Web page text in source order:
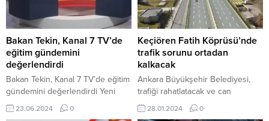
Bakan Tekin, Kanal 7 TV’de
eğitim gündemini
değerlendirdi
Bakan Tekin, Kanal 7 TV’de eğitim
gündemini değerlendirdi Yeni
eğitim öğretim döneminde sınıf
tekrarı ve devamsızlıkla ilgili
23.06.2024 0
Keçiören Fatih Köprüsü’nde
trafik sorunu ortadan
kalkacak
Ankara Büyükşehir Belediyesi,
trafiği rahatlatacak ve can
güvenliğini önceleyen ulaşım
projelerini Başkentlilerle
28.01.2024 0